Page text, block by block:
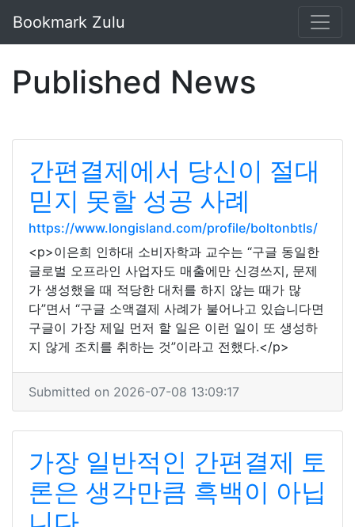
Bookmark Zulu
Published News
간편결제에서 당신이 절대
믿지 못할 성공 사례
https://www.longisland.com/profile/boltonbtls/
<p>이은희 인하대 소비자학과 교수는 “구글 동일한
글로벌 오프라인 사업자도 매출에만 신경쓰지, 문제
가 생성했을 때 적당한 대처를 하지 않는 때가 많
다”면서 “구글 소액결제 사례가 불어나고 있습니다면
구글이 가장 제일 먼저 할 일은 이런 일이 또 생성하
지 않게 조치를 취하는 것”이라고 전했다.</p>
Submitted on 2026-07-08 13:09:17
가장 일반적인 간편결제 토
론은 생각만큼 흑백이 아닙